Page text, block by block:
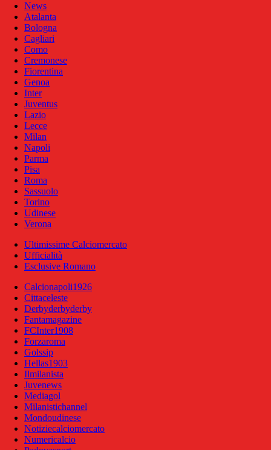
News
Atalanta
Bologna
Cagliari
Como
Cremonese
Fiorentina
Genoa
Inter
Juventus
Lazio
Lecce
Milan
Napoli
Parma
Pisa
Roma
Sassuolo
Torino
Udinese
Verona
Ultimissime Calciomercato
Ufficialità
Esclusive Romano
Calcionapoli1926
Cittaceleste
Derbyderbyderby
Fantamagazine
FCInter1908
Forzaroma
Golssip
Hellas1903
Ilmilanista
Juvenews
Mediagol
Milanistichannel
Mondoudinese
Notiziecalciomercato
Numericalcio